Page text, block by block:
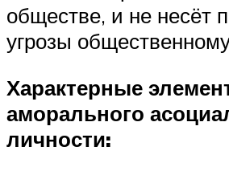
обществе, и не несёт
угрозы
Характерные
аморального
личности: